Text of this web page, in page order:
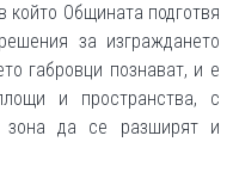
който Общината подготвя
за изграждането
габровци познават, и е
и пространства, с
зона да се разширят и